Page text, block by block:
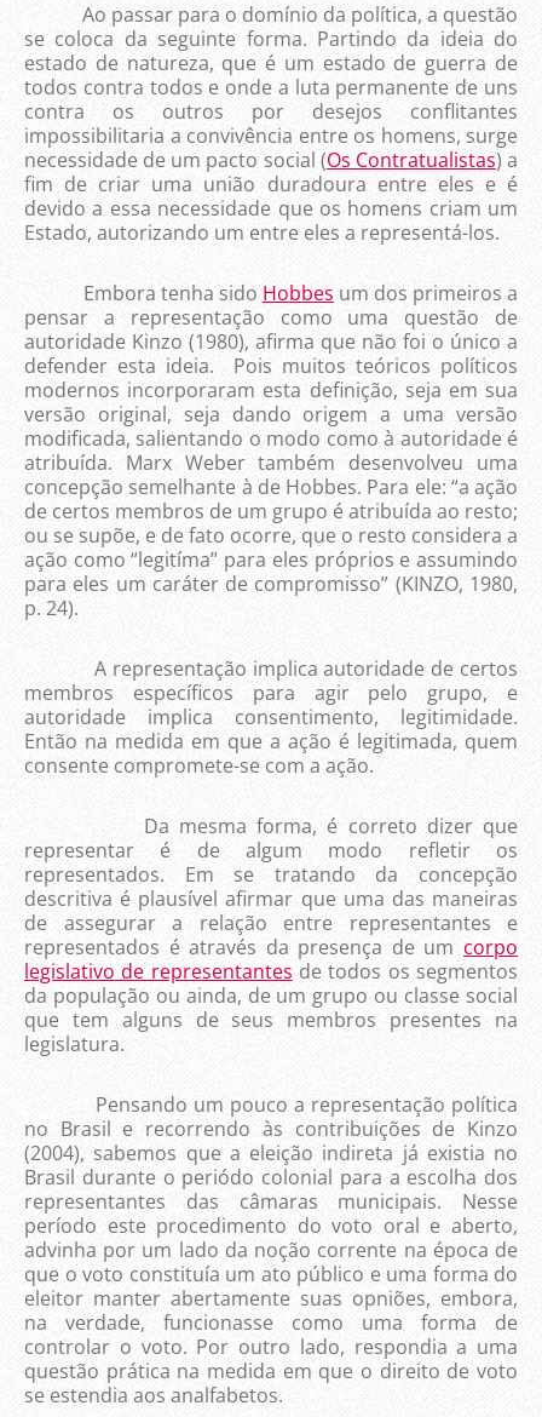
Ao passar para o domínio da política, a questão
se coloca da seguinte forma. Partindo da ideia do
estado de natureza, que é um estado de guerra de
todos contra todos e onde a luta permanente de uns
contra os outros por desejos conflitantes
impossibilitaria a convivência entre os homens, surge
necessidade de um pacto social (Os Contratualistas) a
fim de criar uma união duradoura entre eles e é
devido a essa necessidade que os homens criam um
Estado, autorizando um entre eles a representá-los.
Embora tenha sido Hobbes um dos primeiros a
pensar a representação como uma questão de
autoridade Kinzo (1980), afirma que não foi o único a
defender esta ideia. Pois muitos teóricos políticos
modernos incorporaram esta definição, seja em sua
versão original, seja dando origem a uma versão
modificada, salientando o modo como à autoridade é
atribuída. Marx Weber também desenvolveu uma
concepção semelhante à de Hobbes. Para ele: “a ação
de certos membros de um grupo é atribuída ao resto;
ou se supõe, e de fato ocorre, que o resto considera a
ação como “legitíma” para eles próprios e assumindo
para eles um caráter de compromisso” (KINZO, 1980,
p. 24).
A representação implica autoridade de certos
membros específicos para agir pelo grupo, e
autoridade implica consentimento, legitimidade.
Então na medida em que a ação é legitimada, quem
consente compromete-se com a ação.
Da mesma forma, é correto dizer que
representar é de algum modo refletir os
representados. Em se tratando da concepção
descritiva é plausível afirmar que uma das maneiras
de assegurar a relação entre representantes e
representados é através da presença de um corpo
legislativo de representantes de todos os segmentos
da população ou ainda, de um grupo ou classe social
que tem alguns de seus membros presentes na
legislatura.
Pensando um pouco a representação política
no Brasil e recorrendo às contribuições de Kinzo
(2004), sabemos que a eleição indireta já existia no
Brasil durante o periódo colonial para a escolha dos
representantes das câmaras municipais. Nesse
período este procedimento do voto oral e aberto,
advinha por um lado da noção corrente na época de
que o voto constituía um ato público e uma forma do
eleitor manter abertamente suas opniões, embora,
na verdade, funcionasse como uma forma de
controlar o voto. Por outro lado, respondia a uma
questão prática na medida em que o direito de voto
se estendia aos analfabetos.